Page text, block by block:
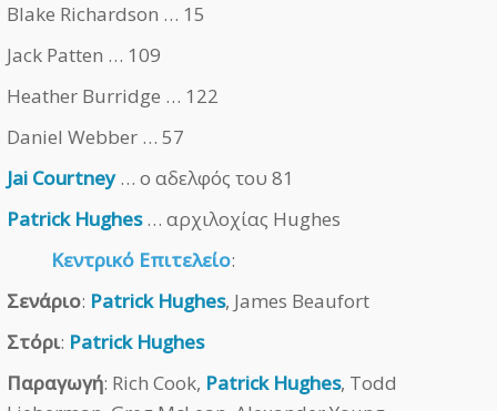
Blake Richardson … 15
Jack Patten … 109
Heather Burridge … 122
Daniel Webber … 57
Jai Courtney… ο αδελφός του 81
Patrick Hughes… αρχιλοχίας Hughes
Κεντρικό Επιτελείο:
Σενάριο: Patrick Hughes, James Beaufort
Στόρι: Patrick Hughes
Παραγωγή: Rich Cook, Patrick Hughes, Todd